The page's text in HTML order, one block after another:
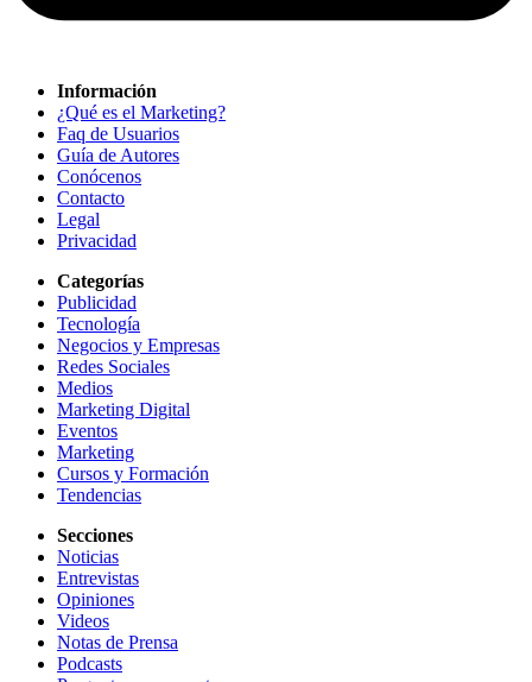
Información
¿Qué es el Marketing?
Faq de Usuarios
Guía de Autores
Conócenos
Contacto
Legal
Privacidad
Categorías
Publicidad
Tecnología
Negocios y Empresas
Redes Sociales
Medios
Marketing Digital
Eventos
Marketing
Cursos y Formación
Tendencias
Secciones
Noticias
Entrevistas
Opiniones
Videos
Notas de Prensa
Podcasts